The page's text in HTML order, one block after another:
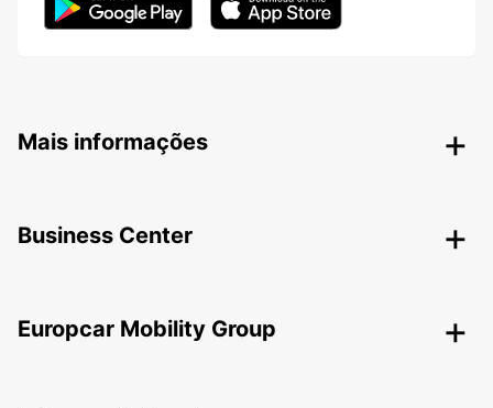
Mais informações
Business Center
Europcar Mobility Group